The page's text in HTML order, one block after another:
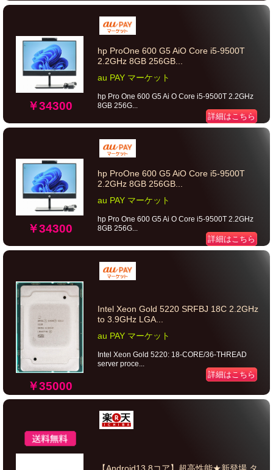
￥34300
hp ProOne 600 G5 AiO Core i5-9500T
2.2GHz 8GB 256GB...
au PAY マーケット
hp Pro One 600 G5 Ai O Core i5-9500T 2.2GHz
8GB 256G...
詳細はこちら
￥34300
hp ProOne 600 G5 AiO Core i5-9500T
2.2GHz 8GB 256GB...
au PAY マーケット
hp Pro One 600 G5 Ai O Core i5-9500T 2.2GHz
8GB 256G...
詳細はこちら
￥35000
Intel Xeon Gold 5220 SRFBJ 18C 2.2GHz
to 3.9GHz LGA...
au PAY マーケット
Intel Xeon Gold 5220: 18-CORE/36-THREAD
server proce...
詳細はこちら